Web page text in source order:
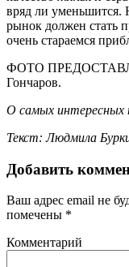
вряд ли уменьшится.
рынок должен стать
очень стараемся
ФОТО
Гончаров.
О самых интересных
Текст: Людмила
Добавить
Ваш адрес email не
помечены *
Комментарий